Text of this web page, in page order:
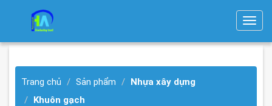
T
g
Trang chủ Sản phẩm
Nhựa xây dựng
Khuôn gạch